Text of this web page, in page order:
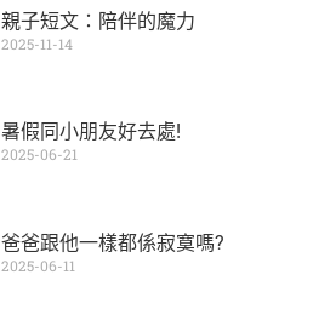
親子短文：陪伴的魔力
2025-11-14
暑假同小朋友好去處!
2025-06-21
爸爸跟他一樣都係寂寞嗎?
2025-06-11